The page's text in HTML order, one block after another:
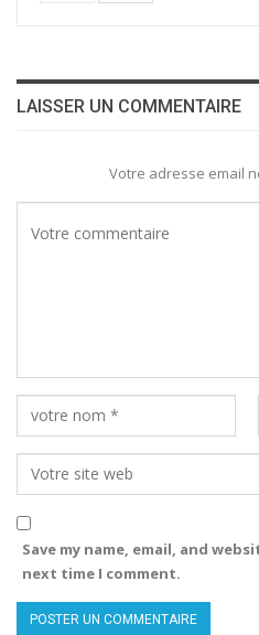
LAISSER UN COMMENTAIRE
Votre adresse email
Save my name, email, and
next time I comment.